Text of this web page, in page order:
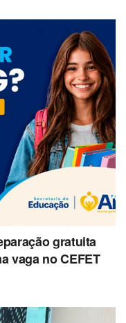
gratuita
vaga no CEFET